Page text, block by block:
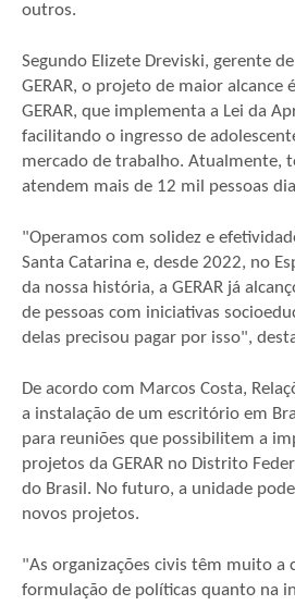
outros.
Segundo Elizete Dreviski, gerente
GERAR, o projeto de maior alcance
GERAR, que implementa a Lei da
facilitando o ingresso de
mercado de trabalho. Atualmente,
atendem mais de 12 mil pessoas
"Operamos com solidez e
Santa Catarina e, desde 2022, no
da nossa história, a GERAR já
de pessoas com iniciativas
delas precisou pagar por isso",
De acordo com Marcos Costa,
a instalação de um escritório em
para reuniões que possibilitem a
projetos da GERAR no Distrito
do Brasil. No futuro, a unidade
novos projetos.
"As organizações civis têm muito a
formulação de políticas quanto na